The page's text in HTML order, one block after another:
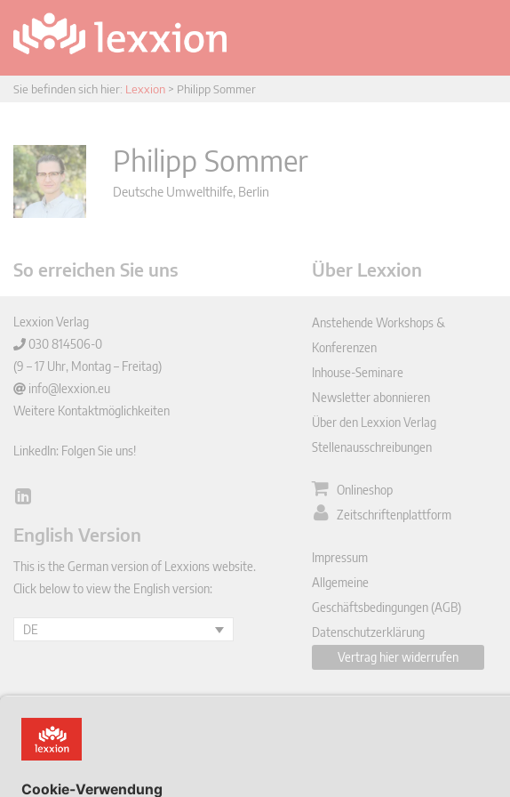
Sie befinden sich hier: Lexxion > Philipp Sommer
Philipp Sommer
Deutsche Umwelthilfe, Berlin
So erreichen Sie uns
Lexxion Verlag
030 814506-0
(9 – 17 Uhr, Montag – Freitag)
info@lexxion.eu
Weitere Kontaktmöglichkeiten
LinkedIn: Folgen Sie uns!
Lin
In
English Version
This is the German version of Lexxions website.
Click below to view the English version:
DE
Über Lexxion
Anstehende Workshops &
Konferenzen
Inhouse-Seminare
Newsletter abonnieren
Über den Lexxion Verlag
Stellenausschreibungen
Onlineshop
Zeitschriftenplattform
Impressum
Allgemeine
Geschäftsbedingungen (AGB)
Datenschutzerklärung
Vertrag hier widerrufen